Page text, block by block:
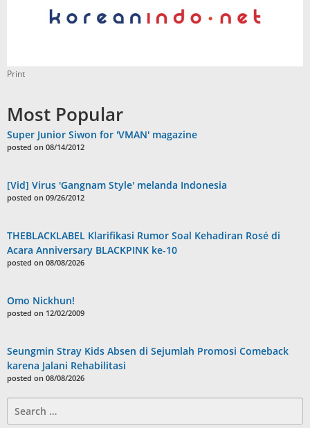
Print
Most Popular
Super Junior Siwon for 'VMAN' magazine
posted on 08/14/2012
[Vid] Virus 'Gangnam Style' melanda Indonesia
posted on 09/26/2012
THEBLACKLABEL Klarifikasi Rumor Soal Kehadiran Rosé di
Acara Anniversary BLACKPINK ke-10
posted on 08/08/2026
Omo Nickhun!
posted on 12/02/2009
Seungmin Stray Kids Absen di Sejumlah Promosi Comeback
karena Jalani Rehabilitasi
posted on 08/08/2026
for: